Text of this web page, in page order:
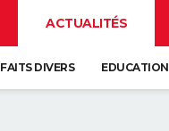
ACTUALITÉS
FAITS DIVERS EDUCATION